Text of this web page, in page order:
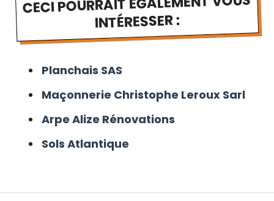
INTÉRESSER :
Planchais SAS
Maçonnerie Christophe Leroux Sarl
Arpe Alize Rénovations
Sols Atlantique